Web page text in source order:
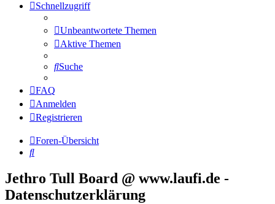
Schnellzugriff
Unbeantwortete Themen
Aktive Themen
Suche
FAQ
Anmelden
Registrieren
Foren-Übersicht
Suche
Jethro Tull Board @ www.laufi.de -
Datenschutzerklärung